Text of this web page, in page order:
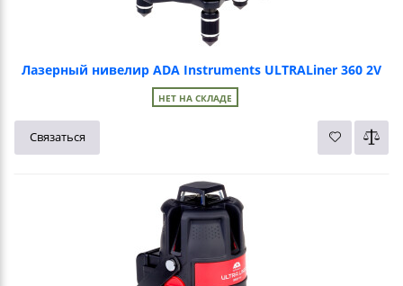
Лазерный нивелир ADA Instruments ULTRALiner 360 2V
НЕТ НА СКЛАДЕ
Связаться